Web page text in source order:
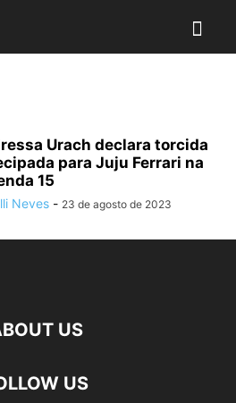
Urach declara torcida
para Juju Ferrari na
15
Neves - 23 de agosto de 2023
US
US